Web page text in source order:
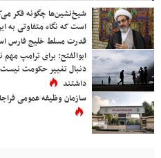
شیخ‌نشین‌ها چگونه فکر
است که نگاه متفاوتی به
قدرت مسلط خلیج فارس
ابوالفتح: برای ترامپ مهم
دنبال تغییر حکومت
داشتند
سازمان وظیفه عمومی